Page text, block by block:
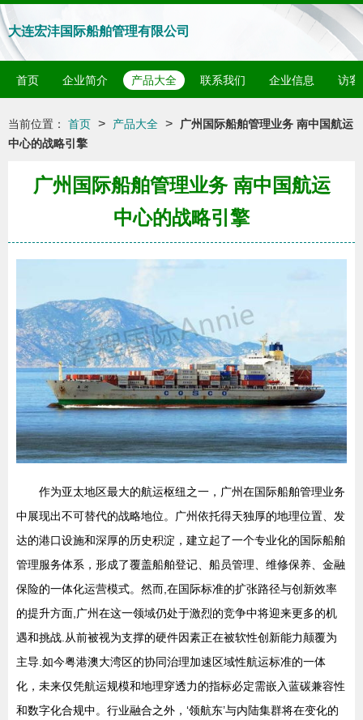
大连宏沣国际船舶管理有限公司
首页 企业简介 产品大全 联系我们 企业信息 访客
当前位置： 首页 > 产品大全 >
广州国际船舶管理业务 南中国航运
中心的战略引擎
广州国际船舶管理业务 南中国航运
中心的战略引擎
作为亚太地区最大的航运枢纽之一，广州在国际船舶管理业务
中展现出不可替代的战略地位。广州依托得天独厚的地理位置、发
达的港口设施和深厚的历史积淀，建立起了一个专业化的国际船舶
管理服务体系，形成了覆盖船舶登记、船员管理、维修保养、金融
保险的一体化运营模式。然而,在国际标准的扩张路径与创新效率
的提升方面,广州在这一领域仍处于激烈的竞争中将迎来更多的机
遇和挑战.从前被视为支撑的硬件因素正在被软性创新能力颠覆为
主导.如今粤港澳大湾区的协同治理加速区域性航运标准的一体
化，未来仅凭航运规模和地理穿透力的指标必定需嵌入蓝碳兼容性
和数字化合规中。行业融合之外，‘领航东’与内陆集群将在变化的